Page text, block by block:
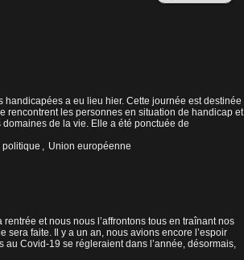
a eu lieu hier. Cette journée est destinée
rencontrent les personnes en situation de handicap et
de la vie. Elle a été ponctuée de
politique , Union européenne
et nous nous l’affrontons tous en traînant nos
sera faite. Il y a un an, nous avions encore l’espoir
Covid-19 se régleraient dans l’année, désormais,